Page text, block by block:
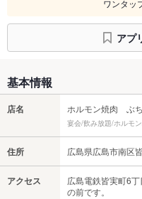
ワンタッ
アプ
基本情報
店名 ホルモン焼肉 ぶ
宴会/飲み放題/ホルモ
住所 広島県広島市南区
アクセス
広島電鉄皆実町6
の前です。